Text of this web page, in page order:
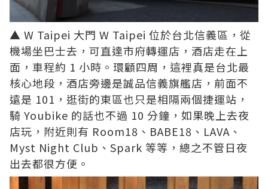
▲ W Taipei 大門 W Taipei 位於台北信義區，從
機場坐巴士去，可直達市府轉運店，酒店走在上
面，車程約 1 小時。環顧四周，這裡真是台北最
核心地段，酒店旁邊是誠品信義旗艦店，前面不
遠是 101，逛街的東區也只是相隔兩個捷運站，
騎 Youbike 的話也不過 10 分鐘，如果晚上去夜
店玩，附近則有 Room18、BABE18、LAVA、
Myst Night Club、Spark 等等，總之不管日夜
出去都很方便。